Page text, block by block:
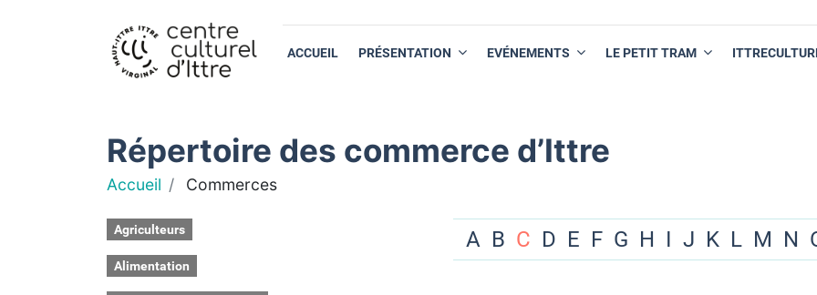
ACCUEIL PRÉSENTATION EVÉNEMENTS LE PETIT TRAM
Répertoire des commerce d’Ittre
Accueil Commerces
Agriculteurs
Alimentation
A B C D E F G H I J K L M N